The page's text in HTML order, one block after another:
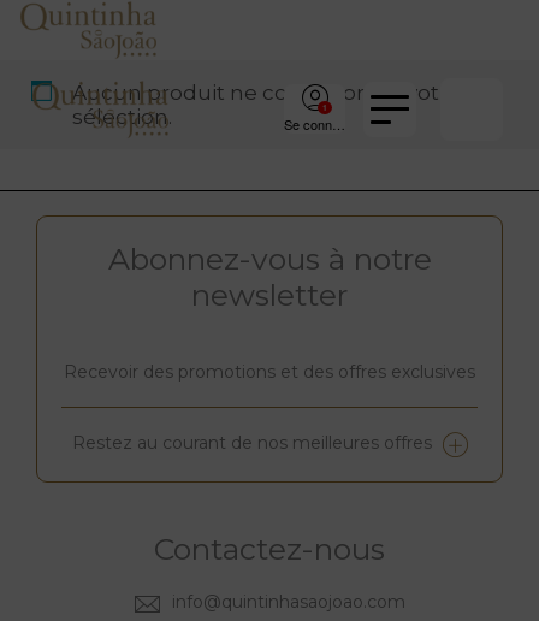
Se connecter
Aucun produit ne correspond à votre
sélection.
Abonnez-vous à notre
newsletter
Recevoir des promotions et des offres exclusives
Restez au courant de nos meilleures offres
Contactez-nous
info@quintinhasaojoao.com